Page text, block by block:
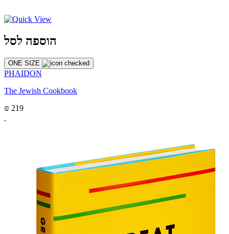
הוספה לסל
ONE SIZE
PHAIDON
The Jewish Cookbook
₪ 219